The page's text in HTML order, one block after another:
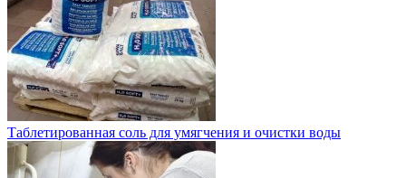
Таблетированная соль для умягчения и очистки воды